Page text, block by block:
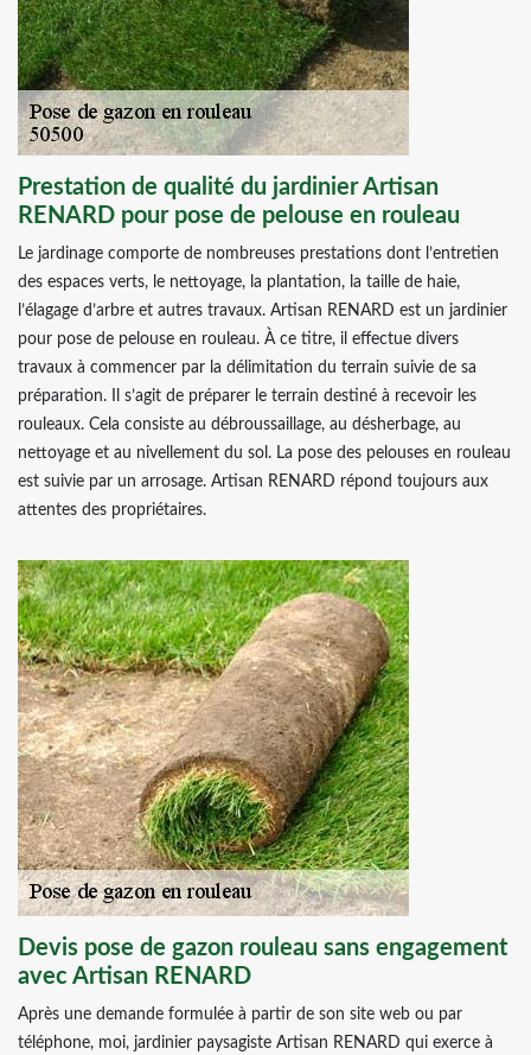
Prestation de qualité du jardinier Artisan
RENARD pour pose de pelouse en rouleau
Le jardinage comporte de nombreuses prestations dont l’entretien
des espaces verts, le nettoyage, la plantation, la taille de haie,
l’élagage d’arbre et autres travaux. Artisan RENARD est un jardinier
pour pose de pelouse en rouleau. À ce titre, il effectue divers
travaux à commencer par la délimitation du terrain suivie de sa
préparation. Il s’agit de préparer le terrain destiné à recevoir les
rouleaux. Cela consiste au débroussaillage, au désherbage, au
nettoyage et au nivellement du sol. La pose des pelouses en rouleau
est suivie par un arrosage. Artisan RENARD répond toujours aux
attentes des propriétaires.
Devis pose de gazon rouleau sans engagement
avec Artisan RENARD
Après une demande formulée à partir de son site web ou par
téléphone, moi, jardinier paysagiste Artisan RENARD qui exerce à